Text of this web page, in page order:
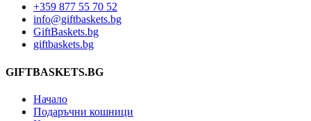
+359 877 55 70 52
info@giftbaskets.bg
GiftBaskets.bg
giftbaskets.bg
GIFTBASKETS.BG
Начало
Подаръчни кошници